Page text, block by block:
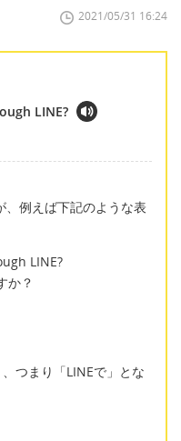
2021/05/31 16:24
LINE?
例えば下記のような表
LINE?
か？
つまり「LINEで」とな